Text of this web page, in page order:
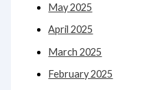
May 2025
April 2025
March 2025
February 2025